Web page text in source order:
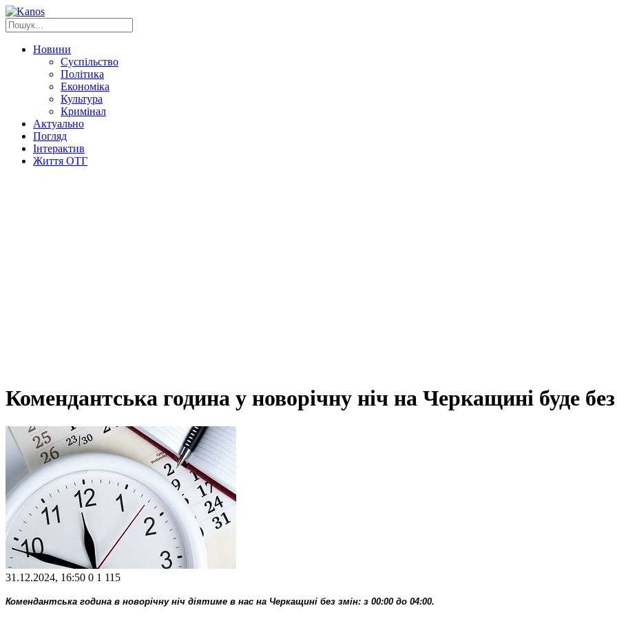
Новини
Суспільство
Політика
Економіка
Культура
Кримінал
Актуально
Погляд
Інтерактив
Життя ОТГ
Комендантська година у новорічну ніч на Черкащині буде
31.12.2024, 16:50 0 1 115
Комендантська година в новорічну ніч діятиме в нас на Черкащині без змін: з 00:00 до 04:00.